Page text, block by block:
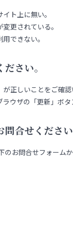
ト上に無い。
更されている。
できない。
さい。
正しいことをご確認
ウザの「更新」ボタ
合せください
お問合せフォーム